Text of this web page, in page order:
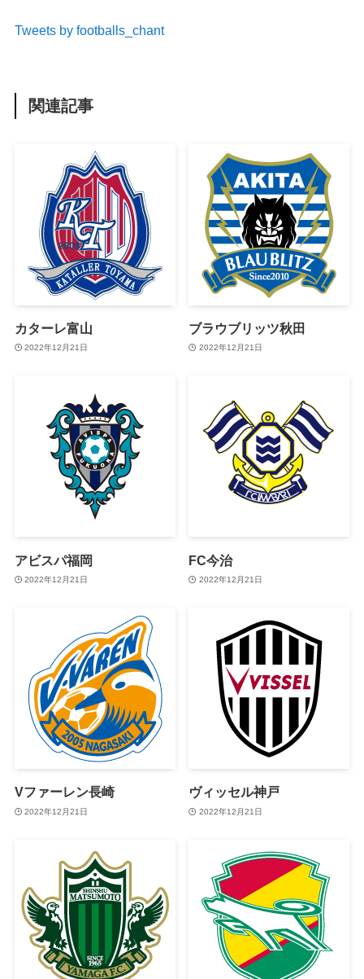
Tweets by footballs_chant
関連記事
カターレ富山
2022年12月21日
ブラウブリッツ秋田
2022年12月21日
アビスパ福岡
2022年12月21日
FC今治
2022年12月21日
Vファーレン長崎
2022年12月21日
ヴィッセル神戸
2022年12月21日